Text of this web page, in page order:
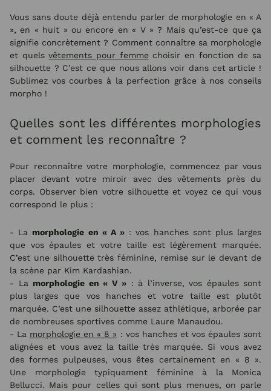
Vous sans doute déjà entendu parler de morphologie en « A
», en « huit » ou encore en « V » ? Mais qu’est-ce que ça
signifie concrètement ? Comment connaître sa morphologie
et quelsvêtements pour femmechoisir en fonction de sa
silhouette ? C’est ce que nous allons voir dans cet article !
Sublimez vos courbes à la perfection grâce à nos conseils
morpho !
Quelles sont les différentes morphologies
et comment les reconnaître ?
Pour reconnaître votre morphologie, commencez par vous
placer devant votre miroir avec des vêtements près du
corps. Observer bien votre silhouette et voyez ce qui vous
correspond le plus :
- La morphologie en « A » : vos hanches sont plus larges
que vos épaules et votre taille est légèrement marquée.
C’est une silhouette très féminine, remise sur le devant de
la scène par Kim Kardashian.
- La morphologie en « V » : à l’inverse, vos épaules sont
plus larges que vos hanches et votre taille est plutôt
marquée. C’est une silhouette assez athlétique, arborée par
de nombreuses sportives comme Laure Manaudou.
- La morphologie en « 8 » : vos hanches et vos épaules sont
alignées et vous avez la taille très marquée. Si vous avez
des formes pulpeuses, vous êtes certainement en « 8 ».
Une morphologie typiquement féminine à la Monica
Bellucci. Mais pour celles qui sont plus menues, on parle